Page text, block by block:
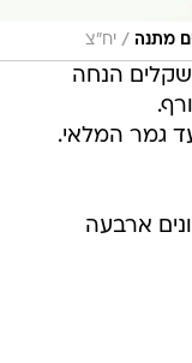
מתנה / יח"צ
המותג ניין ווסט מעניק 50 שקלים הנחה
ארבעה